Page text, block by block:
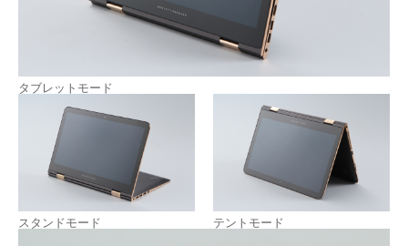
タブレットモード
スタンドモード テントモード